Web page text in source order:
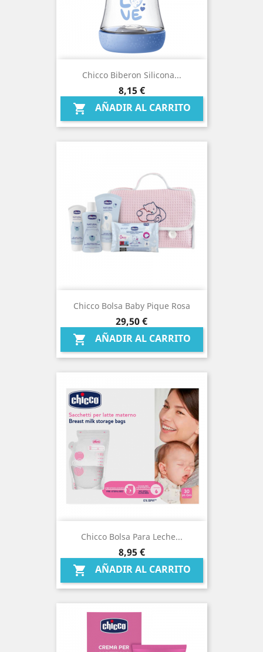
Chicco Biberon Silicona...
Precio
8,15 €
 AÑADIR AL CARRITO
Chicco Bolsa Baby Pique Rosa
Precio
29,50 €
 AÑADIR AL CARRITO
Chicco Bolsa Para Leche...
Precio
8,95 €
 AÑADIR AL CARRITO